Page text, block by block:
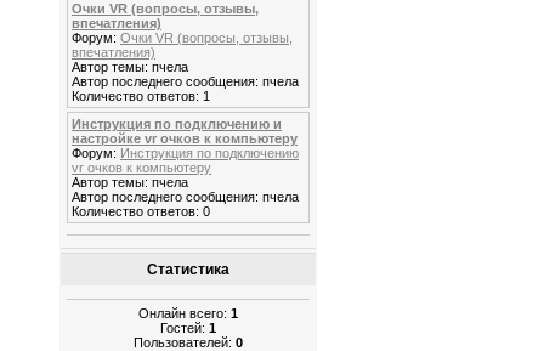
Очки VR (вопросы, отзывы,
впечатления)
Форум: Очки VR (вопросы, отзывы,
впечатления)
Автор темы: пчела
Автор последнего сообщения: пчела
Количество ответов: 1
Инструкция по подключению и
настройке vr очков к компьютеру
Форум: Инструкция по подключению
vr очков к компьютеру
Автор темы: пчела
Автор последнего сообщения: пчела
Количество ответов: 0
Статистика
Онлайн всего: 1
Гостей: 1
Пользователей: 0